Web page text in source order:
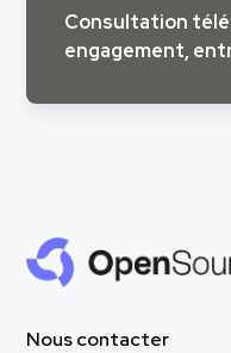
Consultation
engagement,
Nous contacter